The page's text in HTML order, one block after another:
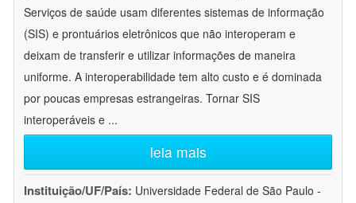
Serviços de saúde usam diferentes sistemas de informação
(SIS) e prontuários eletrônicos que não interoperam e
deixam de transferir e utilizar informações de maneira
uniforme. A interoperabilidade tem alto custo e é dominada
por poucas empresas estrangeiras. Tornar SIS
interoperáveis e ...
leia mais
Instituição/UF/País: Universidade Federal de São Paulo -